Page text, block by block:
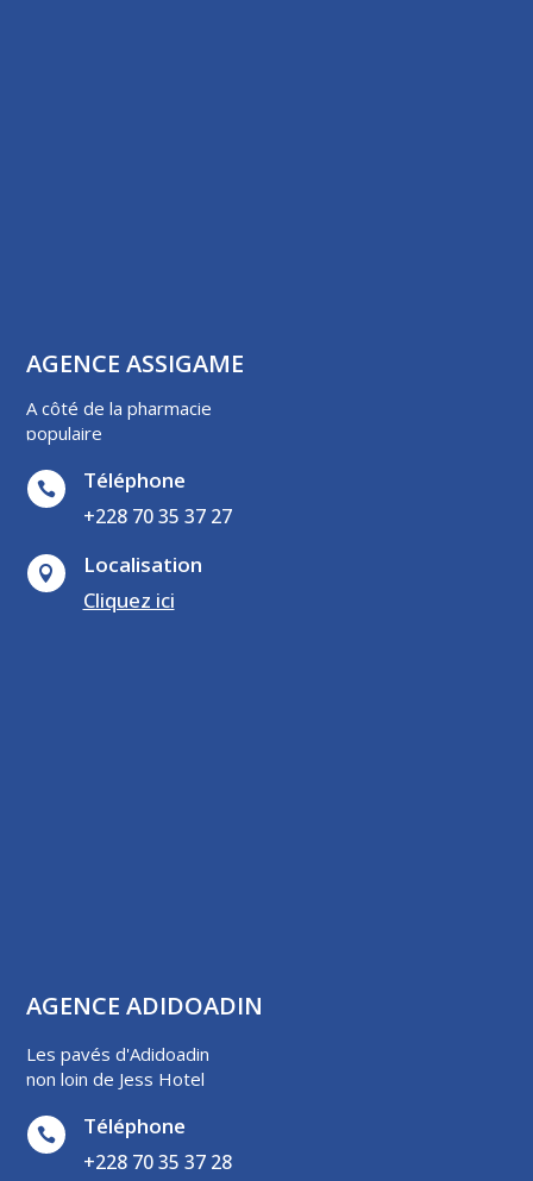
AGENCE ASSIGAME
A côté de la pharmacie
populaire
 Téléphone
+228 70 35 37 27

Localisation
Cliquez ici
AGENCE ADIDOADIN
Les pavés d'Adidoadin
non loin de Jess Hotel
 Téléphone
+228 70 35 37 28